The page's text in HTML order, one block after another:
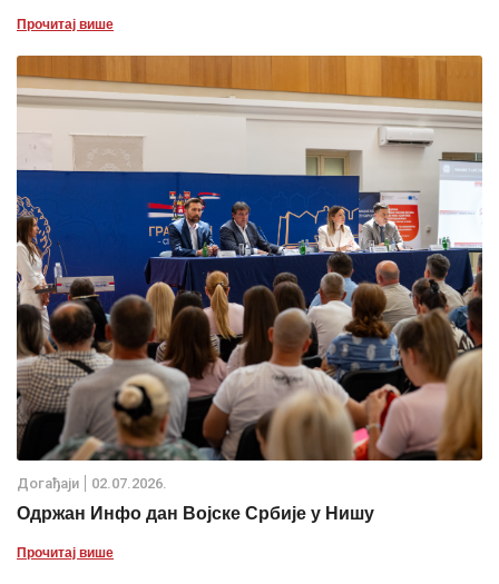
Прочитај више
Дoгађаjи 02.07.2026.
Одржан Инфо дан Војске Србије у Нишу
Прочитај више